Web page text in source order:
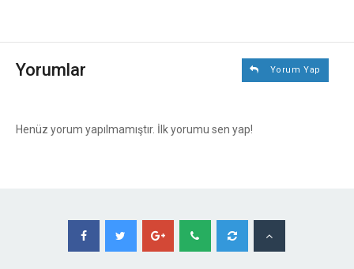
Yorumlar Yorum Yap
Henüz yorum yapılmamıştır. İlk yorumu sen yap!